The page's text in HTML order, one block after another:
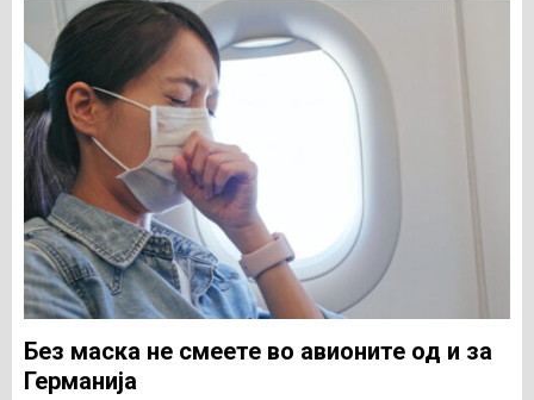
Без маска не смеете во авионите од и за
Германија